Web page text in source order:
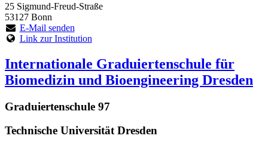
25 Sigmund-Freud-Straße
53127 Bonn
E-Mail senden
Link zur Institution
Internationale Graduiertenschule für
Biomedizin und Bioengineering Dresden
Graduiertenschule 97
Technische Universität Dresden